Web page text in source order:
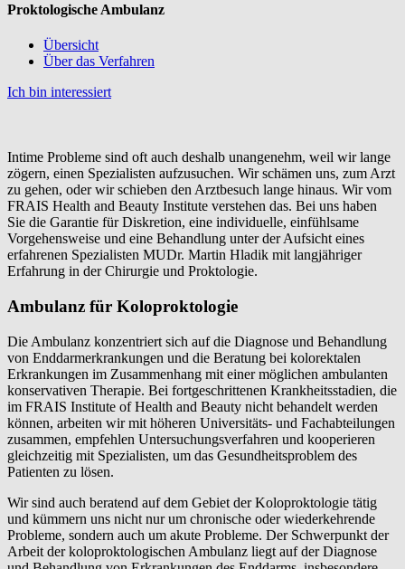
Proktologische Ambulanz
Übersicht
Über das Verfahren
Ich bin interessiert
Intime Probleme sind oft auch deshalb unangenehm, weil wir lange
zögern, einen Spezialisten aufzusuchen. Wir schämen uns, zum Arzt
zu gehen, oder wir schieben den Arztbesuch lange hinaus. Wir vom
FRAIS Health and Beauty Institute verstehen das. Bei uns haben
Sie die Garantie für Diskretion, eine individuelle, einfühlsame
Vorgehensweise und eine Behandlung unter der Aufsicht eines
erfahrenen Spezialisten MUDr. Martin Hladik mit langjähriger
Erfahrung in der Chirurgie und Proktologie.
Ambulanz für Koloproktologie
Die Ambulanz konzentriert sich auf die Diagnose und Behandlung
von Enddarmerkrankungen und die Beratung bei kolorektalen
Erkrankungen im Zusammenhang mit einer möglichen ambulanten
konservativen Therapie. Bei fortgeschrittenen Krankheitsstadien, die
im FRAIS Institute of Health and Beauty nicht behandelt werden
können, arbeiten wir mit höheren Universitäts- und Fachabteilungen
zusammen, empfehlen Untersuchungsverfahren und kooperieren
gleichzeitig mit Spezialisten, um das Gesundheitsproblem des
Patienten zu lösen.
Wir sind auch beratend auf dem Gebiet der Koloproktologie tätig
und kümmern uns nicht nur um chronische oder wiederkehrende
Probleme, sondern auch um akute Probleme. Der Schwerpunkt der
Arbeit der koloproktologischen Ambulanz liegt auf der Diagnose